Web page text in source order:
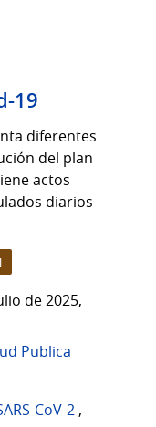
19
diferentes
del plan
actos
diarios
de 2025,
Publica
CoV-2 ,